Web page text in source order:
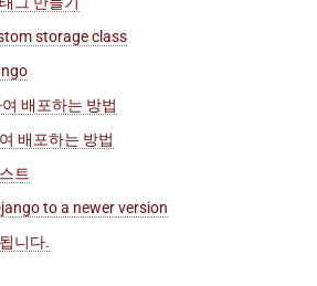
storage class
배포하는 방법
배포하는 방법
트
to a newer version
니다.